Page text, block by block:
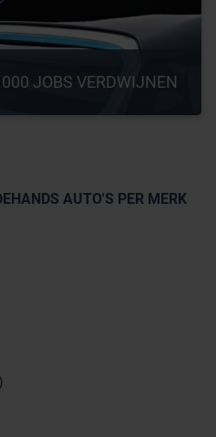
JOBS VERDWIJNEN
AUTO'S PER MERK